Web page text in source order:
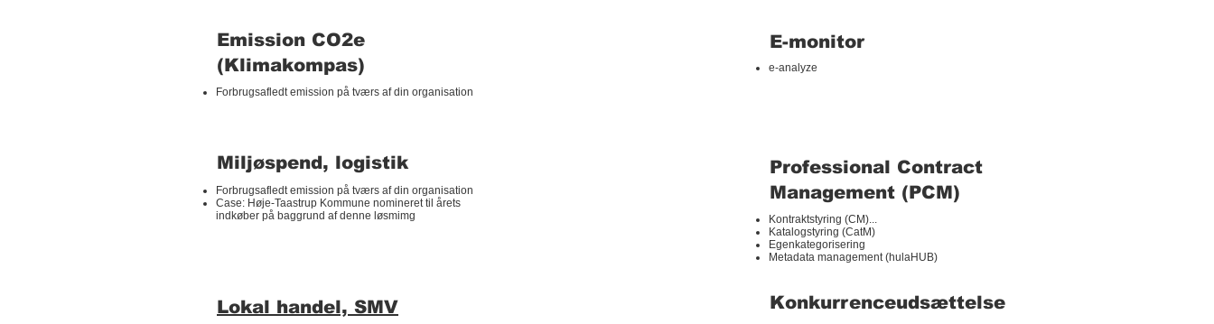
Emission CO2e
(Klimakompas)
Forbrugsafledt emission på tværs af din organisation
Miljøspend, logistik
Forbrugsafledt emission på tværs af din organisation
Case: Høje-Taastrup Kommune nomineret til årets
indkøber på baggrund af denne løsmimg
Lokal handel, SMV
E-monitor
e-analyze
Professional Contract
Management (PCM)
Kontraktstyring (CM)...
Katalogstyring (CatM)
Egenkategorisering
Metadata management (hulaHUB)
Konkurrenceudsættelse